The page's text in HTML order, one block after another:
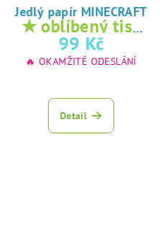
Jedlý papír MINECRAFT
★ oblíbený tisk
na jedlý papír
99 Kč
🔥 OKAMŽITÉ ODESLÁNÍ
Detail